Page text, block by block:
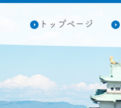
トップページ